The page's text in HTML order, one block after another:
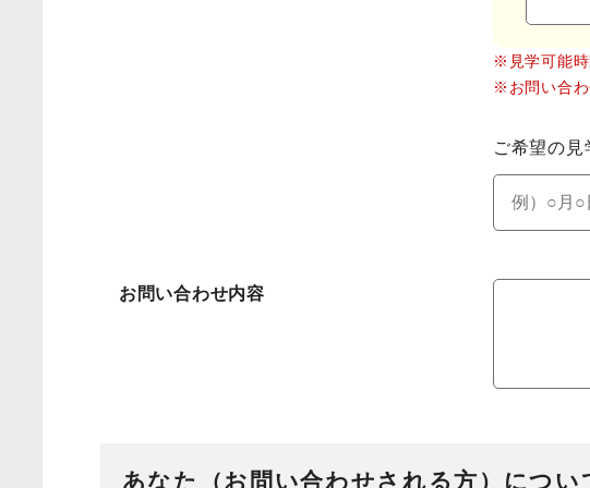
※見学可能
※お問い合わ
ご希望の
お問い合わせ内容
あなた（お問い合わせされる方）につい